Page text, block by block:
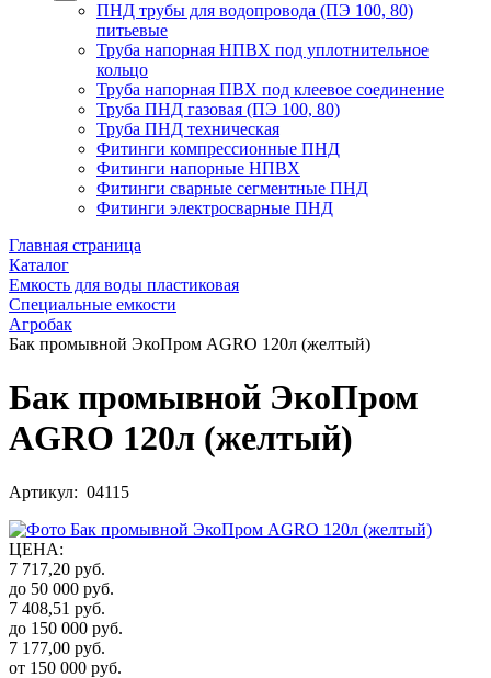
ПНД трубы для водопровода (ПЭ 100, 80)
питьевые
Труба напорная НПВХ под уплотнительное
кольцо
Труба напорная ПВХ под клеевое соединение
Труба ПНД газовая (ПЭ 100, 80)
Труба ПНД техническая
Фитинги компрессионные ПНД
Фитинги напорные НПВХ
Фитинги сварные сегментные ПНД
Фитинги электросварные ПНД
Главная страница
Каталог
Емкость для воды пластиковая
Специальные емкости
Агробак
Бак промывной ЭкоПром AGRO 120л (желтый)
Бак промывной ЭкоПром
AGRO 120л (желтый)
Артикул: 04115
ЦЕНА:
7 717,20 руб.
до 50 000 руб.
7 408,51 руб.
до 150 000 руб.
7 177,00 руб.
от 150 000 руб.